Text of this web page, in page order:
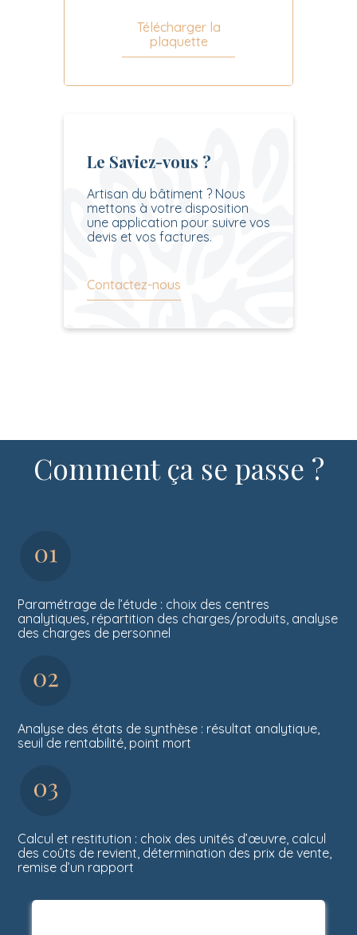
Télécharger la
plaquette
Le Saviez-vous ?
Artisan du bâtiment ? Nous
mettons à votre disposition
une application pour suivre vos
devis et vos factures.
Contactez-nous
Comment ça se passe ?
Paramétrage de l’étude : choix des centres
analytiques, répartition des charges/produits, analyse
des charges de personnel
Analyse des états de synthèse : résultat analytique,
seuil de rentabilité, point mort
Calcul et restitution : choix des unités d’œuvre, calcul
des coûts de revient, détermination des prix de vente,
remise d’un rapport